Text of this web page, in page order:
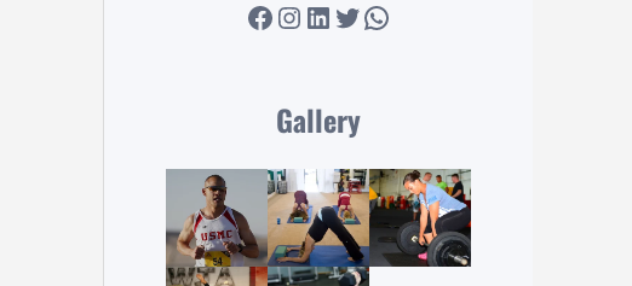
Facebook Instagram LinkedIn Twitter WhatsApp
Gallery